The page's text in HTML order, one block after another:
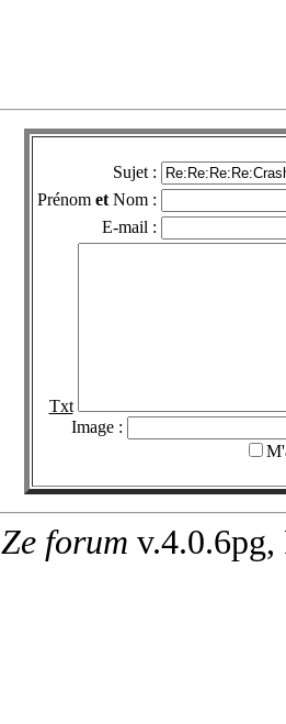
Sujet :
Prénom et Nom :
E-mail :
Txt
Image :
Ze forum